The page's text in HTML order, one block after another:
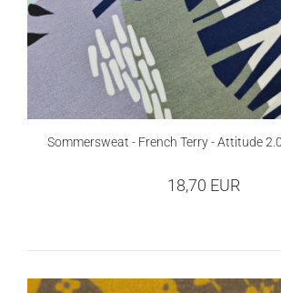
Sommersweat - French Terry - Attitude
18,70 EUR